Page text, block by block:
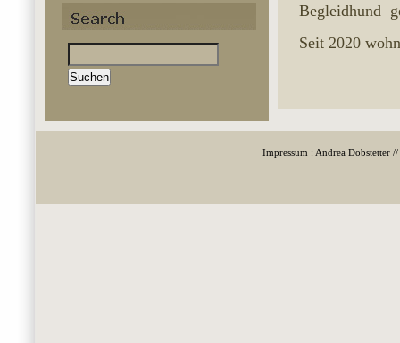
Begleidhund
Seit 2020
Impressum : Andrea Dobstetter